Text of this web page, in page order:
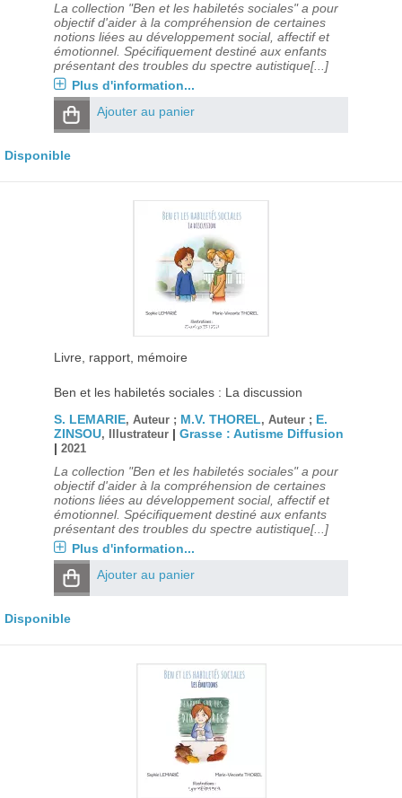
La collection "Ben et les habiletés sociales" a pour
objectif d'aider à la compréhension de certaines
notions liées au développement social, affectif et
émotionnel. Spécifiquement destiné aux enfants
présentant des troubles du spectre autistique[...]
Plus d'information...
Ajouter au panier
Disponible
Livre, rapport, mémoire
Ben et les habiletés sociales : La discussion
S. LEMARIE, Auteur ; M.V. THOREL, Auteur ; E.
ZINSOU, Illustrateur | Grasse : Autisme Diffusion
| 2021
La collection "Ben et les habiletés sociales" a pour
objectif d'aider à la compréhension de certaines
notions liées au développement social, affectif et
émotionnel. Spécifiquement destiné aux enfants
présentant des troubles du spectre autistique[...]
Plus d'information...
Ajouter au panier
Disponible